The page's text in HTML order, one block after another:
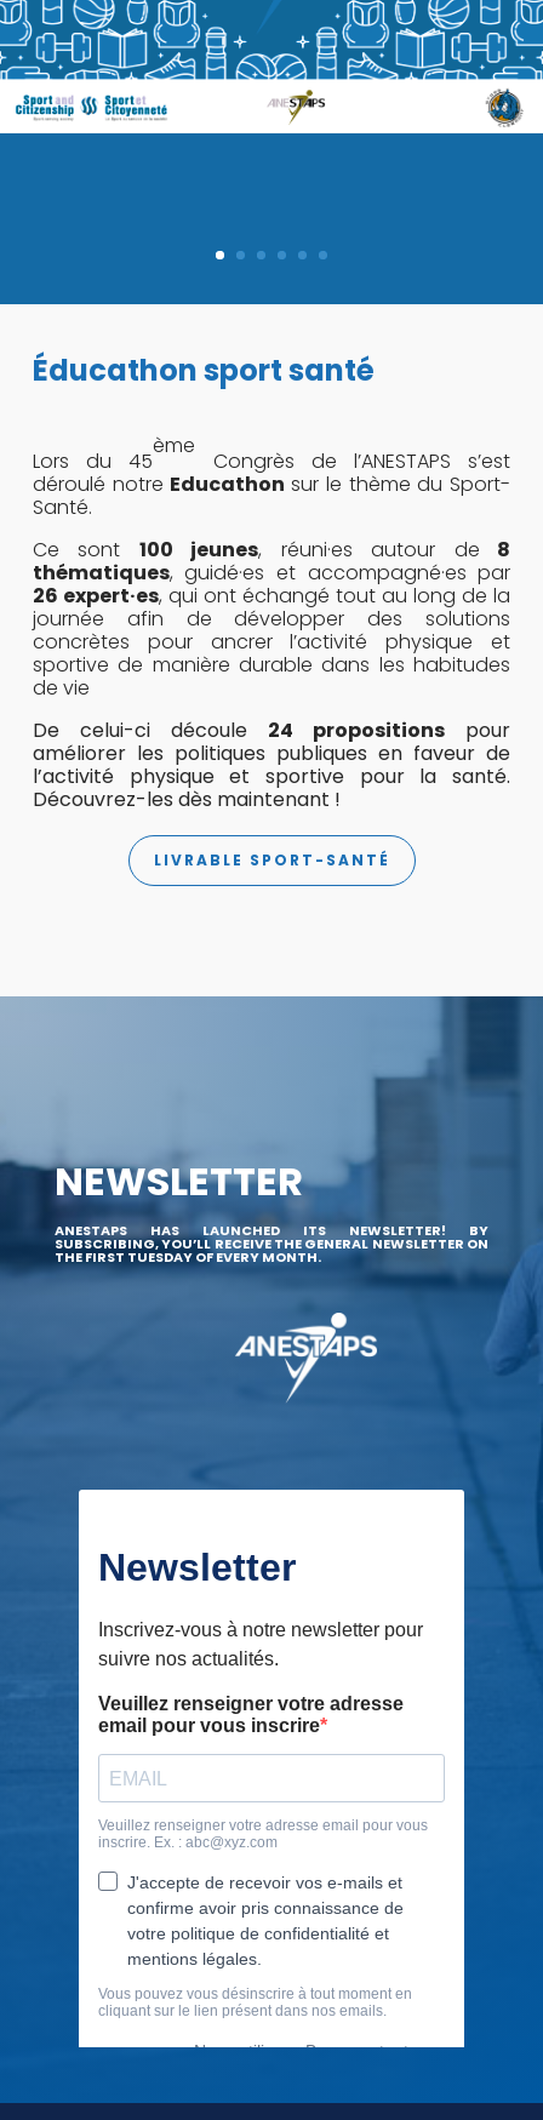
Éducathon sport santé
Lors du 45
ème
Congrès de l’ANESTAPS s’est
déroulé notre Educathonsur le thème du Sport-
Santé.
Ce sont 100 jeunes, réuni·es autour de 8
thématiques, guidé·es et accompagné·es par
26 expert·es, qui ont échangé tout au long de la
journée afin de développer des solutions
concrètes pour ancrer l’activité physique et
sportive de manière durable dans les habitudes
de vie
De celui-ci découle 24 propositions pour
améliorer les politiques publiques en faveur de
l’activité physique et sportive pour la santé.
Découvrez-les dès maintenant !
LIVRABLE SPORT-SANTÉ
NEWSLETTER
ANESTAPS HAS LAUNCHED ITS NEWSLETTER! BY
SUBSCRIBING, YOU’LL RECEIVE THE GENERAL NEWSLETTER ON
THE FIRST TUESDAY OF EVERY MONTH.